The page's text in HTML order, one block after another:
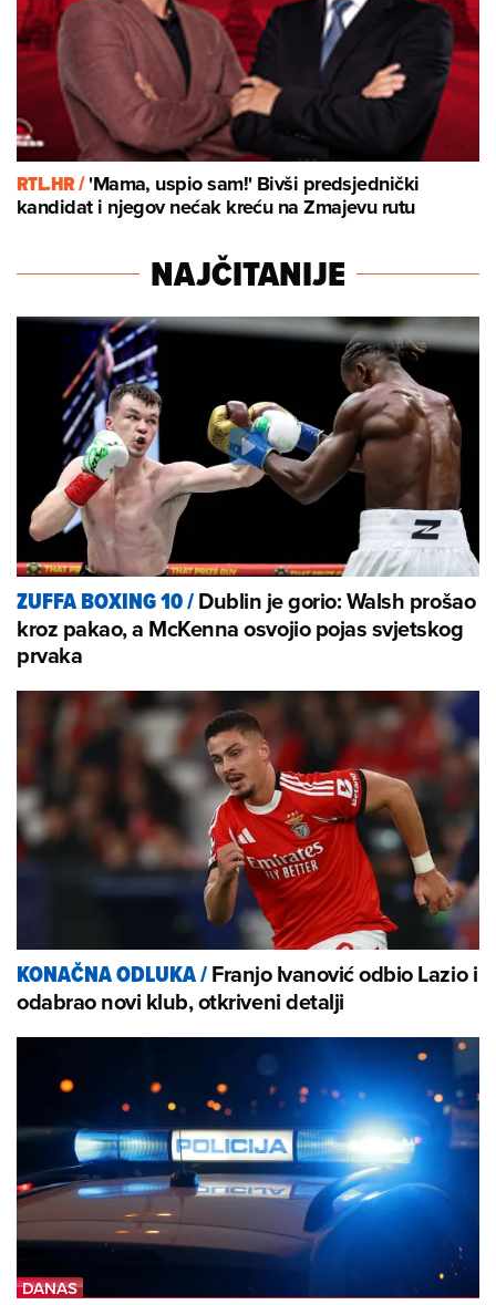
RTL.HR /'Mama, uspio sam!' Bivši predsjednički
kandidat i njegov nećak kreću na Zmajevu rutu
NAJČITANIJE
ZUFFA BOXING 10/Dublin je gorio: Walsh prošao
kroz pakao, a McKenna osvojio pojas svjetskog
prvaka
KONAČNA ODLUKA/Franjo Ivanović odbio Lazio i
odabrao novi klub, otkriveni detalji